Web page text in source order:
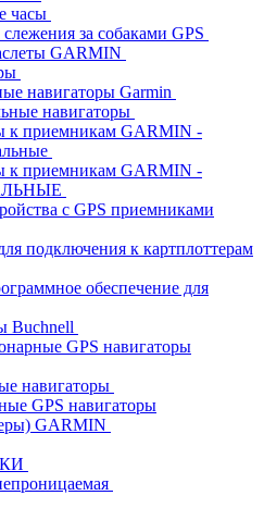
часы
слежения за собаками GPS
GARMIN
навигаторы Garmin
навигаторы
к приемникам GARMIN -
к приемникам GARMIN -
с GPS приемниками
подключения к картплоттерам
обеспечение для
Buchnell
GPS навигаторы
навигаторы
GPS навигаторы
GARMIN